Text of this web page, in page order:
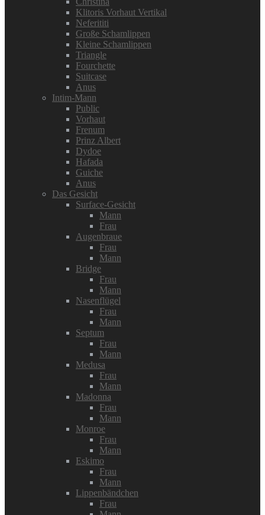
Klitoris Vorhaut Vertikal
Neferititi
Große Schamlippen
Kleine Schamlippen
Triangle
Fourchette
Suitcase
Anus
Intim-Mann
Public
Vorhaut
Frenum
Prinz Albert
Dydoe
Hafada
Guiche
Anus
Das Gesicht
Surface-Gesicht
Mann
Frau
Augenbraue
Frau
Mann
Bridge
Frau
Mann
Nasenflügel
Frau
Mann
Septum
Frau
Mann
Medusa
Frau
Mann
Madonna
Frau
Mann
Monroe
Frau
Mann
Eskimo
Frau
Mann
Lippenbändchen
Frau